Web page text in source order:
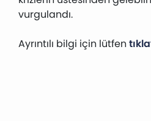
vurgulandı.
Ayrıntılı bilgi için lütfen